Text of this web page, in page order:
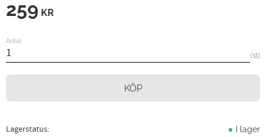
259 KR
Antal
st
KÖP
Lagerstatus I lager